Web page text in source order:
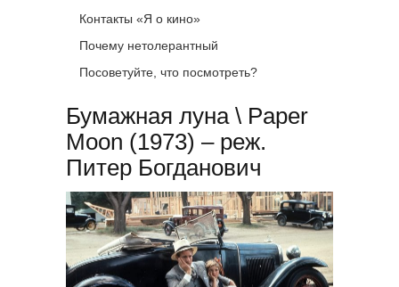
Контакты «Я о кино»
Почему нетолерантный
Посоветуйте, что посмотреть?
Бумажная луна \ Paper
Moon (1973) – реж.
Питер Богданович